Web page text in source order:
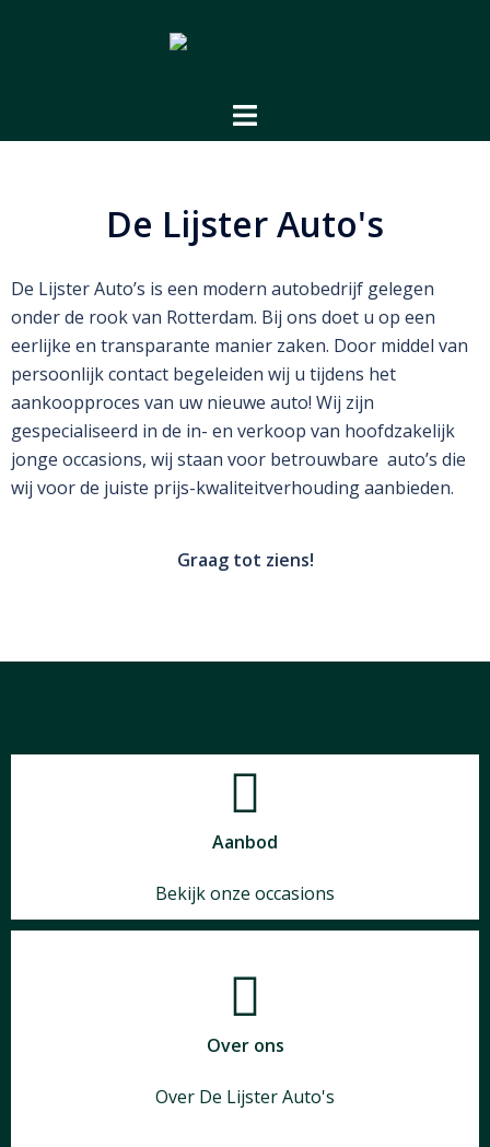
Betrouwbare auto’s tegen de juiste prijs
De Lijster Auto's
De Lijster Auto’s is een modern autobedrijf gelegen
onder de rook van Rotterdam. Bij ons doet u op een
eerlijke en transparante manier zaken. Door middel van
persoonlijk contact begeleiden wij u tijdens het
aankoopproces van uw nieuwe auto! Wij zijn
gespecialiseerd in de in- en verkoop van hoofdzakelijk
jonge occasions, wij staan voor betrouwbare auto’s die
wij voor de juiste prijs-kwaliteitverhouding aanbieden.
Graag tot ziens!
Aanbod
Bekijk onze occasions
Over ons
Over De Lijster Auto's